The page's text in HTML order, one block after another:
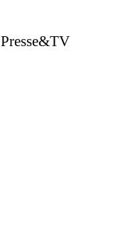
Presse&TV